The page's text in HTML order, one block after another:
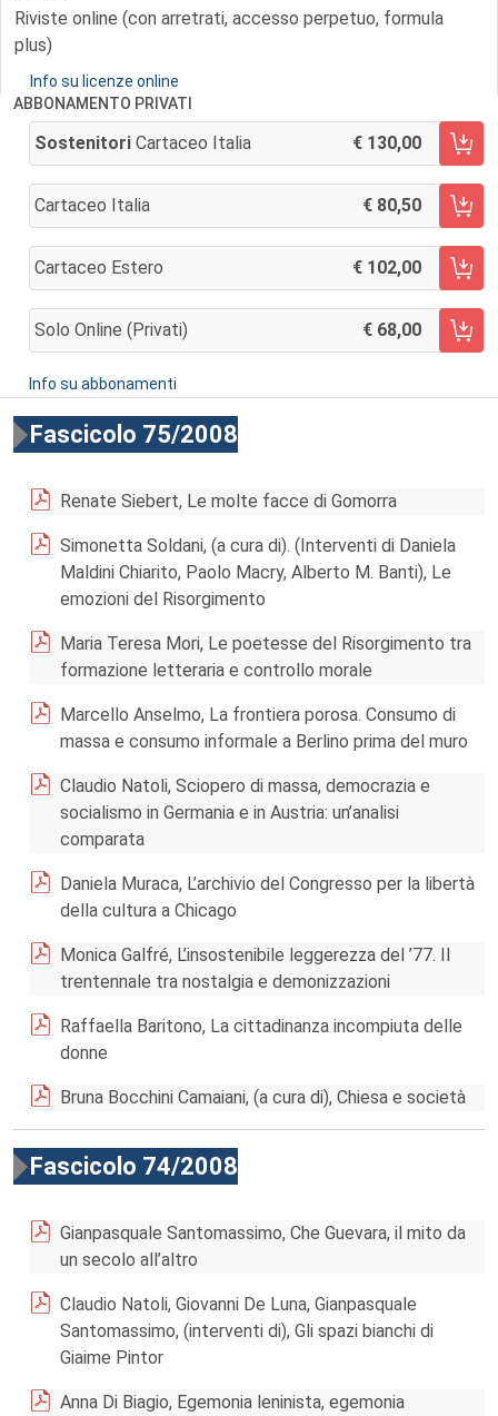
Riviste online (con arretrati, accesso perpetuo, formula
plus)
Info su licenze online
ABBONAMENTO PRIVATI
Sostenitori Cartaceo Italia 130,00
AGGIUNGI AL CARRELLO
Cartaceo Italia 80,50
AGGIUNGI AL CARRELLO
Cartaceo Estero 102,00
AGGIUNGI AL CARRELLO
Solo Online (privati) 68,00
AGGIUNGI AL CARRELLO
Info su abbonamenti
Fascicolo 75/2008
Renate Siebert, Le molte facce di Gomorra
Simonetta Soldani, (a cura di). (Interventi di Daniela
Maldini Chiarito, Paolo Macry, Alberto M. Banti), Le
emozioni del Risorgimento
Maria Teresa Mori, Le poetesse del Risorgimento tra
formazione letteraria e controllo morale
Marcello Anselmo, La frontiera porosa. Consumo di
massa e consumo informale a Berlino prima del muro
Claudio Natoli, Sciopero di massa, democrazia e
socialismo in Germania e in Austria: un’analisi
comparata
Daniela Muraca, L’archivio del Congresso per la libertà
della cultura a Chicago
Monica Galfré, L’insostenibile leggerezza del ’77. Il
trentennale tra nostalgia e demonizzazioni
Raffaella Baritono, La cittadinanza incompiuta delle
donne
Bruna Bocchini Camaiani, (a cura di), Chiesa e società
Fascicolo 74/2008
Gianpasquale Santomassimo, Che Guevara, il mito da
un secolo all’altro
Claudio Natoli, Giovanni De Luna, Gianpasquale
Santomassimo, (interventi di), Gli spazi bianchi di
Giaime Pintor
Anna Di Biagio, Egemonia leninista, egemonia